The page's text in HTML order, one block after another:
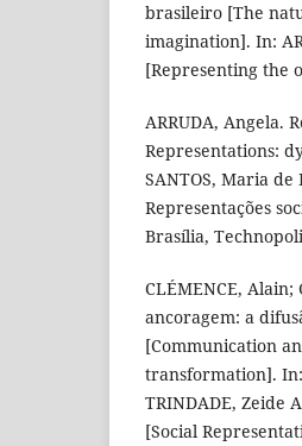
brasileiro [The
imagination]. In:
[Representing the
ARRUDA, Angela.
Representations:
SANTOS, Maria de
Representações
Brasília,
CLÉMENCE, Alain;
ancoragem: a
[Communication
transformation]. In:
TRINDADE, Zeide
[Social